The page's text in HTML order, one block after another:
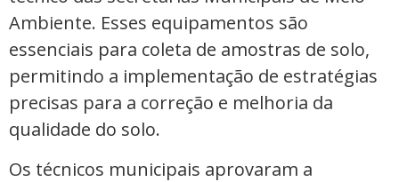
Ambiente. Esses equipamentos são
essenciais para coleta de amostras de solo,
permitindo a implementação de estratégias
precisas para a correção e melhoria da
qualidade do solo.
Os técnicos municipais aprovaram a